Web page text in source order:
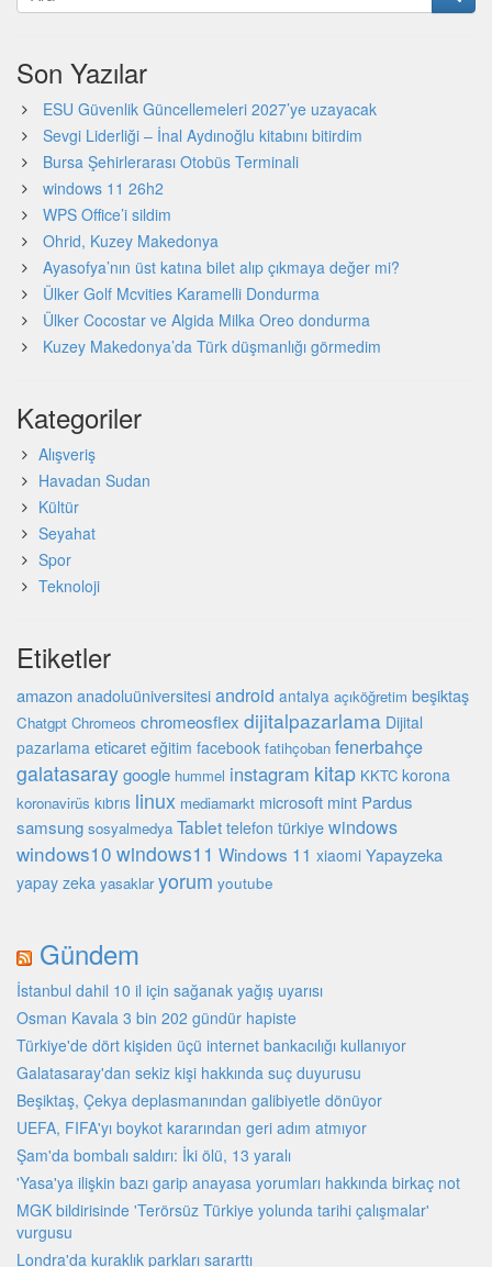
Son Yazılar
ESU Güvenlik Güncellemeleri 2027’ye uzayacak
Sevgi Liderliği – İnal Aydınoğlu kitabını bitirdim
Bursa Şehirlerarası Otobüs Terminali
windows 11 26h2
WPS Office’i sildim
Ohrid, Kuzey Makedonya
Ayasofya’nın üst katına bilet alıp çıkmaya değer mi?
Ülker Golf Mcvities Karamelli Dondurma
Ülker Cocostar ve Algida Milka Oreo dondurma
Kuzey Makedonya’da Türk düşmanlığı görmedim
Kategoriler
Alışveriş
Havadan Sudan
Kültür
Seyahat
Spor
Teknoloji
Etiketler
amazon anadoluüniversitesi android antalya açıköğretim beşiktaş
Chatgpt Chromeos chromeosflex dijitalpazarlama Dijital
pazarlama eticaret eğitim facebook fatihçoban fenerbahçe
galatasaraygoogle hummel instagram kitap KKTC korona
koronavirüs kıbrıs linux mediamarkt microsoft mint Pardus
samsung sosyalmedya Tablet telefon türkiyewindows
windows10 windows11 Windows 11 xiaomi Yapayzeka
yapay zeka yasaklar yorum youtube
Gündem
İstanbul dahil 10 il için sağanak yağış uyarısı
Osman Kavala 3 bin 202 gündür hapiste
Türkiye'de dört kişiden üçü internet bankacılığı kullanıyor
Galatasaray'dan sekiz kişi hakkında suç duyurusu
Beşiktaş, Çekya deplasmanından galibiyetle dönüyor
UEFA, FIFA'yı boykot kararından geri adım atmıyor
Şam'da bombalı saldırı: İki ölü, 13 yaralı
'Yasa'ya ilişkin bazı garip anayasa yorumları hakkında birkaç not
MGK bildirisinde 'Terörsüz Türkiye yolunda tarihi çalışmalar'
vurgusu
Londra'da kuraklık parkları sararttı